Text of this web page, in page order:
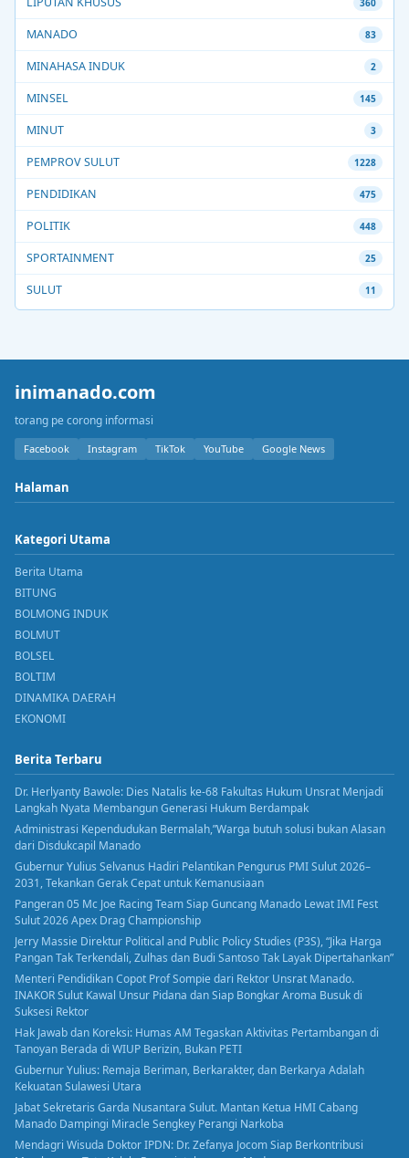
360
MANADO 83
MINAHASA INDUK 2
MINSEL 145
MINUT 3
PEMPROV SULUT 1228
PENDIDIKAN 475
POLITIK 448
SPORTAINMENT 25
SULUT 11
inimanado.com
torang pe corong informasi
Facebook Instagram TikTok YouTube Google News
Halaman
Kategori Utama
Berita Utama
BITUNG
BOLMONG INDUK
BOLMUT
BOLSEL
BOLTIM
DINAMIKA DAERAH
EKONOMI
Berita Terbaru
Dr. Herlyanty Bawole: Dies Natalis ke-68 Fakultas Hukum Unsrat Menjadi
Langkah Nyata Membangun Generasi Hukum Berdampak
Administrasi Kependudukan Bermalah,”Warga butuh solusi bukan Alasan
dari Disdukcapil Manado
Gubernur Yulius Selvanus Hadiri Pelantikan Pengurus PMI Sulut 2026–
2031, Tekankan Gerak Cepat untuk Kemanusiaan
Pangeran 05 Mc Joe Racing Team Siap Guncang Manado Lewat IMI Fest
Sulut 2026 Apex Drag Championship
Jerry Massie Direktur Political and Public Policy Studies (P3S), “Jika Harga
Pangan Tak Terkendali, Zulhas dan Budi Santoso Tak Layak Dipertahankan”
Menteri Pendidikan Copot Prof Sompie dari Rektor Unsrat Manado.
INAKOR Sulut Kawal Unsur Pidana dan Siap Bongkar Aroma Busuk di
Suksesi Rektor
Hak Jawab dan Koreksi: Humas AM Tegaskan Aktivitas Pertambangan di
Tanoyan Berada di WIUP Berizin, Bukan PETI
Gubernur Yulius: Remaja Beriman, Berkarakter, dan Berkarya Adalah
Kekuatan Sulawesi Utara
Jabat Sekretaris Garda Nusantara Sulut. Mantan Ketua HMI Cabang
Manado Dampingi Miracle Sengkey Perangi Narkoba
Mendagri Wisuda Doktor IPDN: Dr. Zefanya Jocom Siap Berkontribusi